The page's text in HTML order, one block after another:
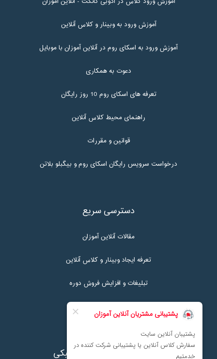
آموزش ورود به وبینار و کلاس آنلاین
آموزش ورود به اسکای روم در آنلاین آموزان با موبایل
دعوت به همکاری
تعرفه های اسکای روم 10 روز رایگان
راهنمای محیط کلاس آنلاین
قوانین و مقررات
درخواست سرویس رایگان اسکای روم و بیگبلو بلاتن
دسترسی سریع
مقالات آنلاین آموزان
تعرفه ایجاد وبینار و کلاس آنلاین
تبلیغات و افزایش فروش دوره
نماد اعتماد پرداخت الکترونیکی